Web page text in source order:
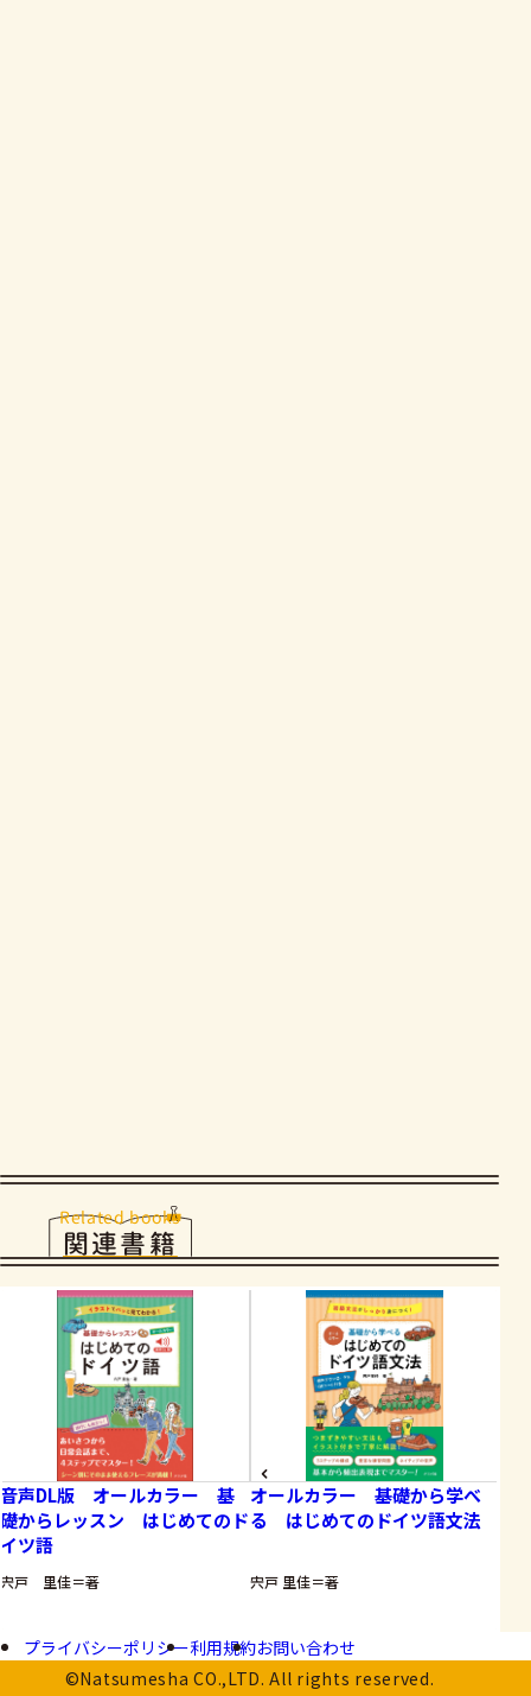
Related books
関連書籍
音声DL版 オールカラー 基
礎からレッスン はじめてのド
イツ語
宍戸 里佳＝著
オールカラー 基礎から学べ
る はじめてのドイツ語文法
宍戸 里佳＝著
プライバシーポリシー利用規約お問い合わせ
©Natsumesha CO.,LTD. All rights reserved.